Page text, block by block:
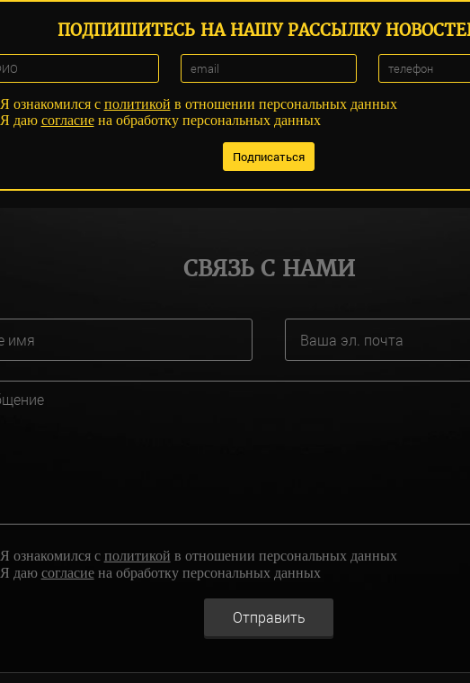
ПОДПИШИТЕСЬ НА НАШУ РАССЫЛКУ
Я ознакомился с политикой в отношении персональных данных
Я даю согласиена обработку персональных данных
СВЯЗЬ С НАМИ
Я ознакомился с политикой в отношении персональных данных
Я даю согласиена обработку персональных данных
Отправить